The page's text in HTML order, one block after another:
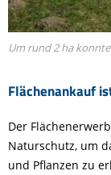
Flächenankauf
Um rund 2 ha
Der
Naturschutz, um
und Pflanzen zu